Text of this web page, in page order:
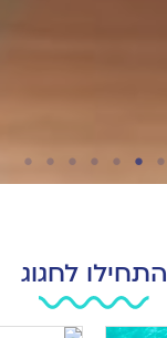
התחילו לחגוג